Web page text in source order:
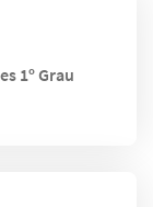
1º Grau